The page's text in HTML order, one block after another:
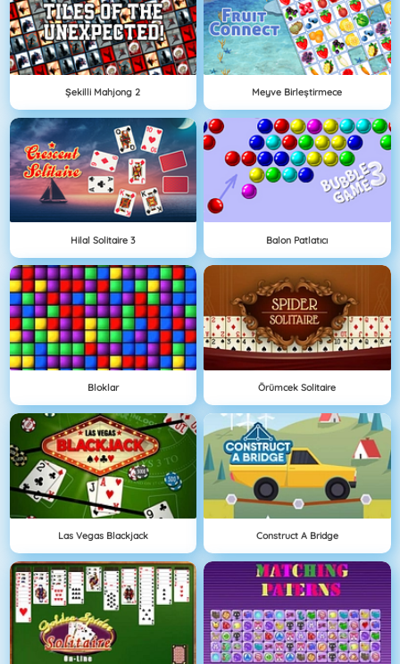
Şekilli Mahjong 2 Meyve Birleştirmece
Hilal Solitaire 3 Balon Patlatıcı
Bloklar Örümcek Solitaire
Las Vegas Blackjack Construct A Bridge